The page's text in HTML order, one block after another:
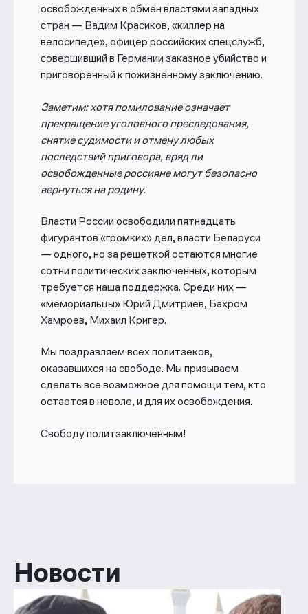
освобожденных в обмен властями западных
стран — Вадим Красиков, «киллер на
велосипеде», офицер российских спецслужб,
совершивший в Германии заказное убийство и
приговоренный к пожизненному заключению.
Заметим: хотя помилование означает
прекращение уголовного преследования,
снятие судимости и отмену любых
последствий приговора, вряд ли
освобожденные россияне могут безопасно
вернуться на родину.
Власти России освободили пятнадцать
фигурантов «громких» дел, власти Беларуси
— одного, но за решеткой остаются многие
сотни политических заключенных, которым
требуется наша поддержка. Среди них —
«мемориальцы» Юрий Дмитриев, Бахром
Хамроев, Михаил Кригер.
Мы поздравляем всех политзеков,
оказавшихся на свободе. Мы призываем
сделать все возможное для помощи тем, кто
остается в неволе, и для их освобождения.
Свободу политзаключенным!
Новости